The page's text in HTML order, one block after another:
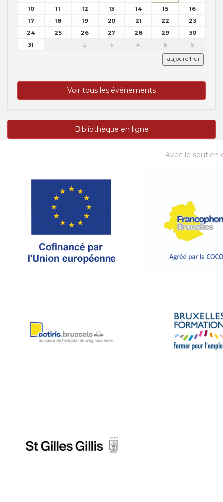
10
11 12 13 14 15
16
17
18 19 20 21 22
23
24
25 26 27 28 29
30
31
1 2 3 4 5 6
aujourd’hui
Voir tous les événements
Bibliothèque en ligne
Avec le soutien